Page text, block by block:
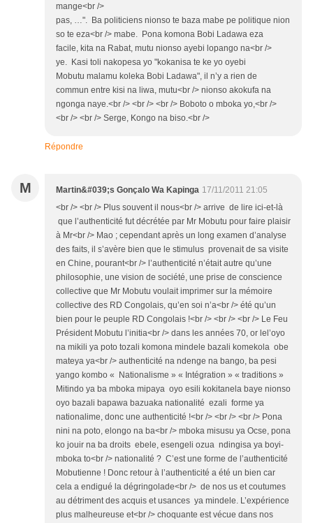
mange<br />
pas, …". Ba politiciens nionso te baza mabe pe politique nion
so te eza<br /> mabe. Pona komona Bobi Ladawa eza
facile, kita na Rabat, mutu nionso ayebi lopango na<br />
ye. Kasi toli nakopesa yo "kokanisa te ke yo oyebi
Mobutu malamu koleka Bobi Ladawa", il n’y a rien de
commun entre kisi na liwa, mutu<br /> nionso akokufa na
ngonga naye.<br /> <br /> <br /> Boboto o mboka yo,<br />
<br /> <br /> Serge, Kongo na biso.<br />
Répondre
M Martin&#039;s Gonçalo Wa Kapinga 17/11/2011 21:05
<br /> <br /> Plus souvent il nous<br /> arrive de lire ici-et-là
que l’authenticité fut décrétée par Mr Mobutu pour faire plaisir
à Mr<br /> Mao ; cependant après un long examen d’analyse
des faits, il s’avère bien que le stimulus provenait de sa visite
en Chine, pourant<br /> l’authenticité n’était autre qu’une
philosophie, une vision de société, une prise de conscience
collective que Mr Mobutu voulait imprimer sur la mémoire
collective des RD Congolais, qu’en soi n’a<br /> été qu’un
bien pour le peuple RD Congolais !<br /> <br /> <br /> Le Feu
Président Mobutu l’initia<br /> dans les années 70, or lel’oyo
na mikili ya poto tozali komona mindele bazali komekola obe
mateya ya<br /> authenticité na ndenge na bango, ba pesi
yango kombo « Nationalisme » « Intégration » « traditions »
Mitindo ya ba mboka mipaya oyo esili kokitanela baye nionso
oyo bazali bapawa bazuaka nationalité ezali forme ya
nationalime, donc une authenticité !<br /> <br /> <br /> Pona
nini na poto, elongo na ba<br /> mboka misusu ya Ocse, pona
ko jouir na ba droits ebele, esengeli ozua ndingisa ya boyi-
mboka to<br /> nationalité ? C’est une forme de l’authenticité
Mobutienne ! Donc retour à l’authenticité a été un bien car
cela a endigué la dégringolade<br /> de nos us et coutumes
au détriment des acquis et usances ya mindele. L’expérience
plus malheureuse et<br /> choquante est vécue dans nos